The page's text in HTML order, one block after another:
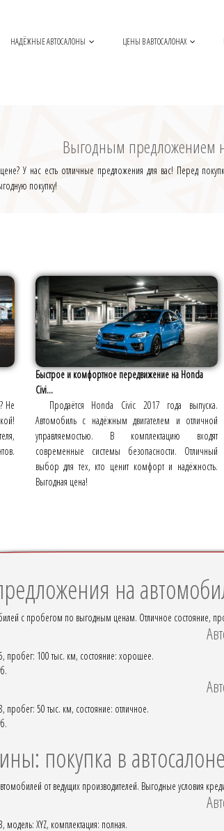
НАДЁЖНЫЕ АВТОСАЛОНЫ ЦЕНЫ В АВТОСАЛОНАХ
Выгодным предложением
У нас есть отличные предложения для вас! Перед
покупку!
Не
Быстрое и комфортное передвижение на Honda
Civi...
Продаётся Honda Civic 2017 года выпуска.
Автомобиль с надёжным двигателем и отличной
управляемостью. В комплектацию входят
современные системы безопасности. Отличный
выбор для тех, кто ценит комфорт и надёжность.
Выгодная цена!
на
с пробегом по выгодным ценам. Отличное состояние,
пробег: 100 тыс. км, состояние: хорошее.
пробег: 50 тыс. км, состояние: отличное.
покупка в автосалоне
от ведущих производителей. Выгодные условия
модель: XYZ, комплектация: полная.